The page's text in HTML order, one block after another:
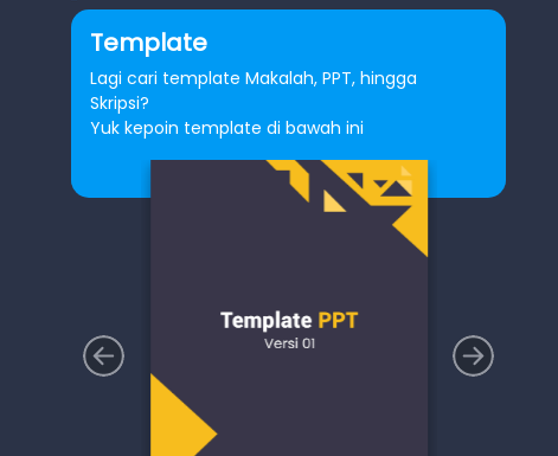
Template
Lagi cari template Makalah, PPT, hingga
Skripsi?
Yuk kepoin template di bawah ini